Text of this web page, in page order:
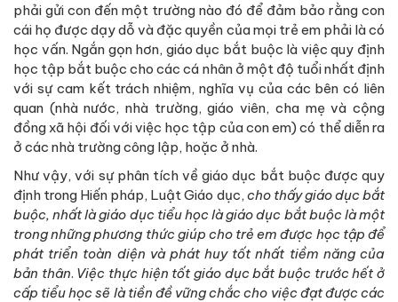
phải gửi con đến một trường nào đó để đảm bảo rằng con
cái họ được dạy dỗ và đặc quyền của mọi trẻ em phải là có
học vấn. Ngắn gọn hơn, giáo dục bắt buộc là việc quy định
học tập bắt buộc cho các cá nhân ở một độ tuổi nhất định
với sự cam kết trách nhiệm, nghĩa vụ của các bên có liên
quan (nhà nước, nhà trường, giáo viên, cha mẹ và cộng
đồng xã hội đối với việc học tập của con em) có thể diễn ra
ở các nhà trường công lập, hoặc ở nhà.
Như vậy, với sự phân tích về giáo dục bắt buộc được quy
định trong Hiến pháp, Luật Giáo dục, cho thấy giáo dục bắt
buộc, nhất là giáo dục tiểu học là giáo dục bắt buộc là một
trong những phương thức giúp cho trẻ em được học tập để
phát triển toàn diện và phát huy tốt nhất tiềm năng của
bản thân. Việc thực hiện tốt giáo dục bắt buộc trước hết ở
cấp tiểu học sẽ là tiền đề vững chắc cho việc đạt được các